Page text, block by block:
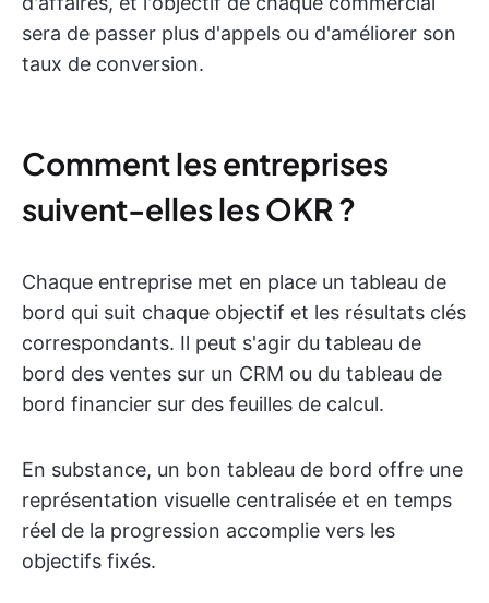
sera de passer plus d'appels ou d'améliorer son
taux de conversion.
Comment les entreprises
suivent-elles les OKR ?
Chaque entreprise met en place un tableau de
bord qui suit chaque objectif et les résultats clés
correspondants. Il peut s'agir du tableau de
bord des ventes sur un CRM ou du tableau de
bord financier sur des feuilles de calcul.
En substance, un bon tableau de bord offre une
représentation visuelle centralisée et en temps
réel de la progression accomplie vers les
objectifs fixés.